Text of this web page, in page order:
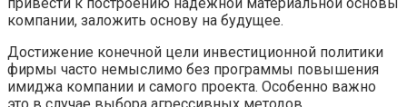
компании, заложить основу на будущее.
Достижение конечной цели инвестиционной политики
фирмы часто немыслимо без программы повышения
имиджа компании и самого проекта. Особенно важно